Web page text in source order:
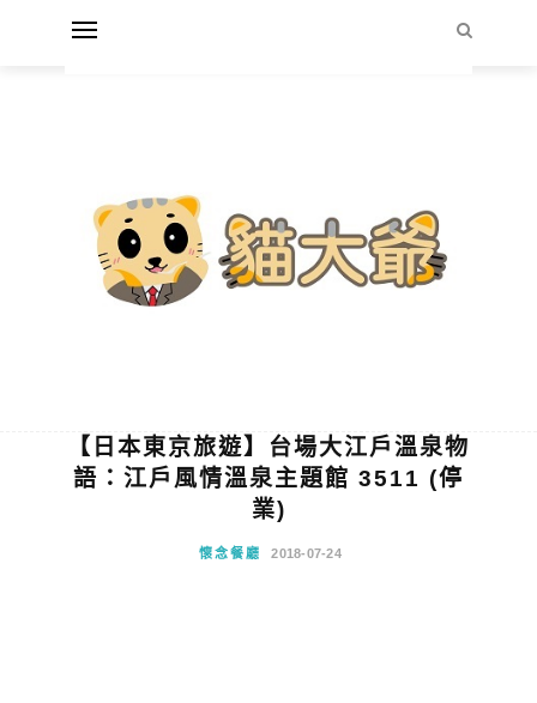
【日本東京旅遊】台場大江戶溫泉物
語：江戶風情溫泉主題館 3511 (停
業)
懷念餐廳 2018-07-24